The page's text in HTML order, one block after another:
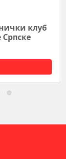
клуб